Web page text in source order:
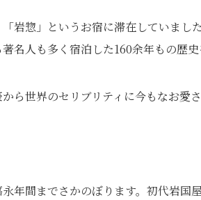
岩惣」というお宿に滞在していまし
名人も多く宿泊した160余年もの歴史
ら世界のセリブリティに今もなお愛
永年間までさかのぼります。初代岩